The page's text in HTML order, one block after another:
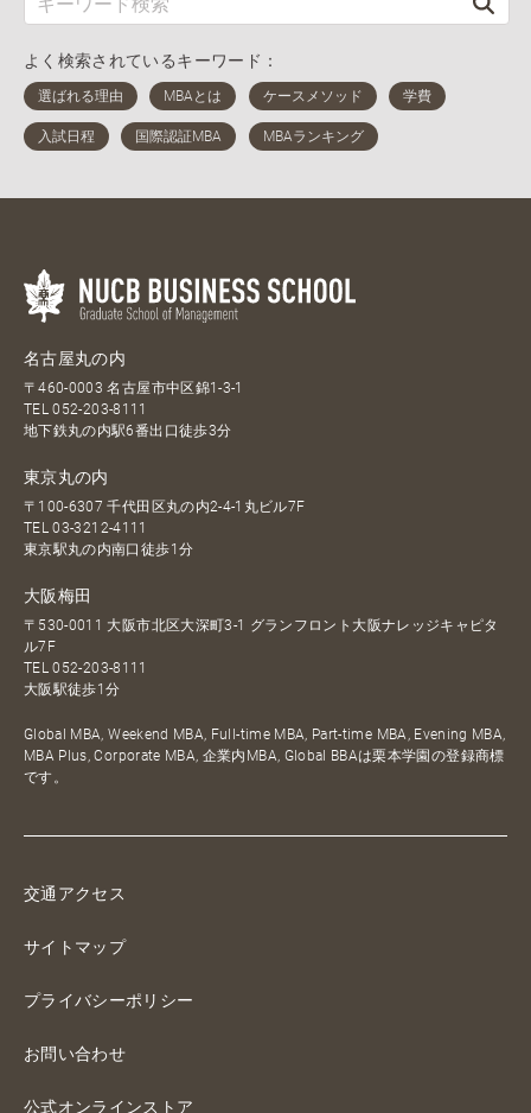
よく検索されているキーワード：
名古屋丸の内
〒460-0003 名古屋市中区錦1-3-1
TEL052-203-8111
地下鉄丸の内駅6番出口徒歩3分
東京丸の内
〒100-6307 千代田区丸の内2-4-1丸ビル7F
TEL03-3212-4111
東京駅丸の内南口徒歩1分
大阪梅田
〒530-0011 大阪市北区大深町3-1 グランフロント大阪ナレッジキャピタ
ル7F
TEL052-203-8111
大阪駅徒歩1分
Global MBA, Weekend MBA, Full-time MBA, Part-time MBA, Evening MBA,
MBA Plus, Corporate MBA, 企業内MBA, Global BBAは栗本学園の登録商標
です。
交通アクセス
サイトマップ
プライバシーポリシー
お問い合わせ
公式オンラインストア